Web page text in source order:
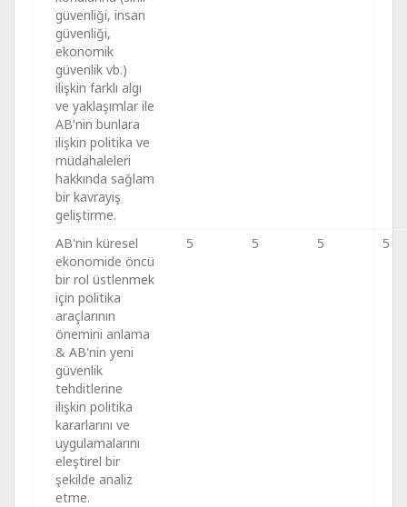
güvenliği, insan
güvenliği,
ekonomik
güvenlik vb.)
ilişkin farklı algı
ve yaklaşımlar ile
AB'nin bunlara
ilişkin politika ve
müdahaleleri
hakkında sağlam
bir kavrayış
geliştirme.
AB'nin küresel
ekonomide öncü
bir rol üstlenmek
için politika
araçlarının
önemini anlama
& AB'nin yeni
güvenlik
tehditlerine
ilişkin politika
kararlarını ve
uygulamalarını
eleştirel bir
şekilde analiz
etme.
5 5 5 5